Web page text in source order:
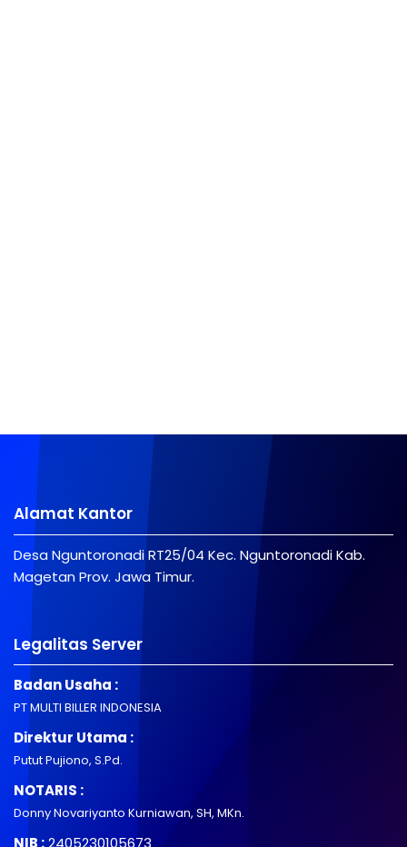
Alamat Kantor
Desa Nguntoronadi RT25/04 Kec. Nguntoronadi Kab.
Magetan Prov. Jawa Timur.
Legalitas Server
Badan Usaha :
PT MULTI BILLER INDONESIA
Direktur Utama :
Putut Pujiono, S.Pd.
NOTARIS :
Donny Novariyanto Kurniawan, SH, MKn.
NIB :2405230105673